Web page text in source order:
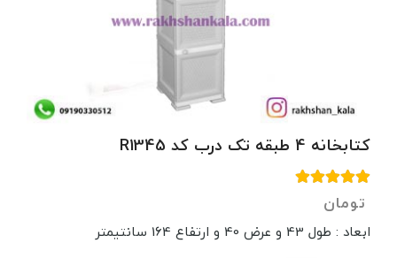
کتابخانه 4 طبقه تک درب کد R1345
تومان
ابعاد : طول 43 و عرض 40 و ارتفاع 164 سانتیمتر